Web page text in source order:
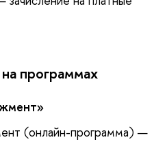
программах
(онлайн-программа) —